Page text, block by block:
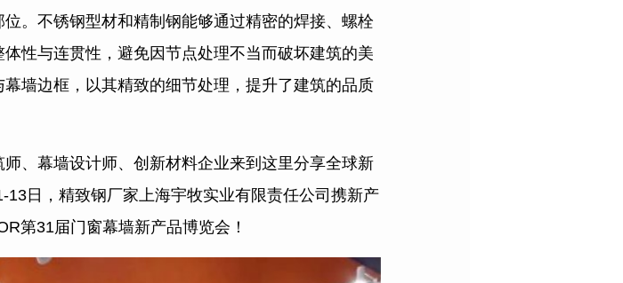
。不锈钢型材和精制钢能够通过精密的焊接、螺栓
性与连贯性，避免因节点处理不当而破坏建筑的美
墙边框，以其精致的细节处理，提升了建筑的品质
、幕墙设计师、创新材料企业来到这里分享全球新
日，精致钢厂家上海宇牧实业有限责任公司携新产
第31届门窗幕墙新产品博览会！